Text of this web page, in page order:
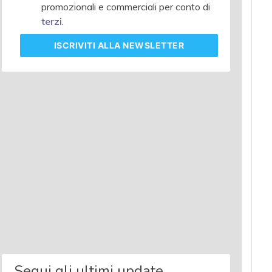
promozionali e commerciali per conto di
terzi.
ISCRIVITI ALLA NEWSLETTER